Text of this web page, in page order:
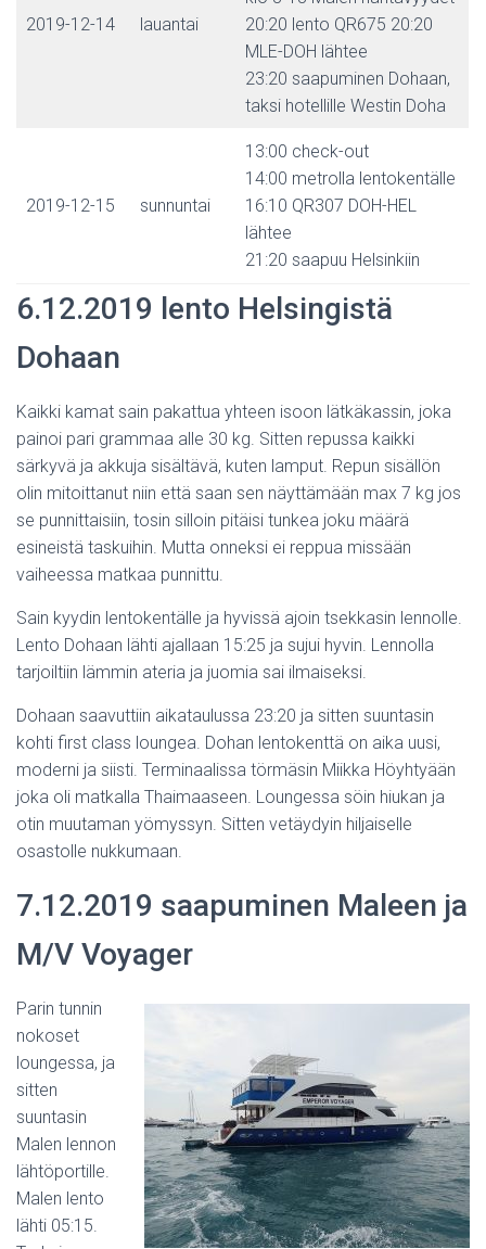
2019-12-14 lauantai
20:20 lento QR675 20:20
MLE-DOH lähtee
23:20 saapuminen Dohaan,
taksi hotellille Westin Doha
2019-12-15 sunnuntai
13:00 check-out
14:00 metrolla lentokentälle
16:10 QR307 DOH-HEL
lähtee
21:20 saapuu Helsinkiin
6.12.2019 lento Helsingistä
Dohaan
Kaikki kamat sain pakattua yhteen isoon lätkäkassin, joka
painoi pari grammaa alle 30 kg. Sitten repussa kaikki
särkyvä ja akkuja sisältävä, kuten lamput. Repun sisällön
olin mitoittanut niin että saan sen näyttämään max 7 kg jos
se punnittaisiin, tosin silloin pitäisi tunkea joku määrä
esineistä taskuihin. Mutta onneksi ei reppua missään
vaiheessa matkaa punnittu.
Sain kyydin lentokentälle ja hyvissä ajoin tsekkasin lennolle.
Lento Dohaan lähti ajallaan 15:25 ja sujui hyvin. Lennolla
tarjoiltiin lämmin ateria ja juomia sai ilmaiseksi.
Dohaan saavuttiin aikataulussa 23:20 ja sitten suuntasin
kohti first class loungea. Dohan lentokenttä on aika uusi,
moderni ja siisti. Terminaalissa törmäsin Miikka Höyhtyään
joka oli matkalla Thaimaaseen. Loungessa söin hiukan ja
otin muutaman yömyssyn. Sitten vetäydyin hiljaiselle
osastolle nukkumaan.
7.12.2019 saapuminen Maleen ja
M/V Voyager
Parin tunnin
nokoset
loungessa, ja
sitten
suuntasin
Malen lennon
lähtöportille.
Malen lento
lähti 05:15.